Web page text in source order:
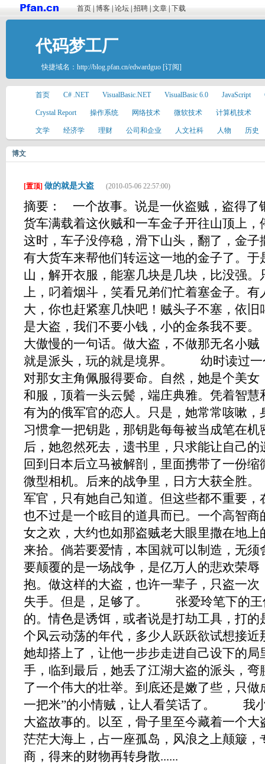
首页 博客 论坛 招聘 文章 下载
代码梦工厂
快捷域名： http://blog.pfan.cn/edwardguo [订阅]
首页 C# .NET VisualBasic.NET VisualBasic 6.0 JavaScript
Crystal Report 操作系统 网络技术 微软技术 计算机技术
文学 经济学 理财 公司和企业 人文社科 人物 历史
博文
[置顶] 做的就是大盗 (2010-05-06 22:57:00)
摘要： 一个故事。说是一伙盗贼，盗得了
货车满载着这伙贼和一车金子开往山顶上
这时，车子没停稳，滑下山头，翻了，金
有大货车来帮他们转运这一地的金子了。
山，解开衣服，能塞几块是几块，比没强
上，叼着烟斗，笑看兄弟们忙着塞金子。
大，你也赶紧塞几快吧！贼头子不塞，依
是大盗，我们不要小钱，小的金条我不
大傲慢的一句话。做大盗，不做那无名小
就是派头，玩的就是境界。 幼时读过一
对那女主角佩服得要命。自然，她是个美
和服，顶着一头云鬓，端庄典雅。凭着智
有为的俄军官的恋人。只是，她常常咳嗽
习惯拿一把钥匙，那钥匙每每被当成笔在
后，她忽然死去，遗书里，只求能让自己
回到日本后立马被解剖，里面携带了一份
微型相机。后来的战争里，日方大获全
军官，只有她自己知道。但这些都不重要
也不过是一个眩目的道具而已。一个高智
女之欢，大约也如那盗贼老大眼里撒在地
来拾。倘若要爱情，本国就可以制造，无
要颠覆的是一场战争，是亿万人的悲欢荣
抱。做这样的大盗，也许一辈子，只盗一
失手。但是，足够了。 张爱玲笔下的王
的。情色是诱饵，或者说是打劫工具，打
个风云动荡的年代，多少人跃跃欲试想接
她却搭上了，让他一步步走进自己设下的
手，临到最后，她丢了江湖大盗的派头，弯
了一个伟大的壮举。到底还是嫩了些，只做
一把米”的小情贼，让人看笑话了。 我
大盗故事的。以至，骨子里至今藏着一个
茫茫大海上，占一座孤岛，风浪之上颠簸
商，得来的财物再转身散......